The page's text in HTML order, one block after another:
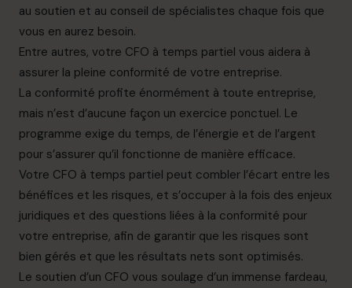
au soutien et au conseil de spécialistes chaque fois que
vous en aurez besoin.
Entre autres, votre CFO à temps partiel vous aidera à
assurer la pleine conformité de votre entreprise.
La conformité profite énormément à toute entreprise,
mais n’est d’aucune façon un exercice ponctuel. Le
programme exige du temps, de l’énergie et de l’argent
pour s’assurer qu’il fonctionne de manière efficace.
Votre CFO à temps partiel peut combler l’écart entre les
bénéfices et les risques, et s’occuper à la fois des enjeux
juridiques et des questions liées à la conformité pour
votre entreprise, afin de garantir que les risques sont
bien gérés et que les résultats nets sont optimisés.
Le soutien d’un CFO vous soulage d’un immense fardeau,